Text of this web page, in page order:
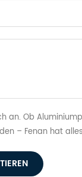
an. Ob
– Fenan hat